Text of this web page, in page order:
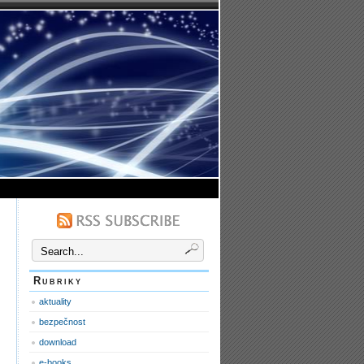
Rubriky
aktuality
bezpečnost
download